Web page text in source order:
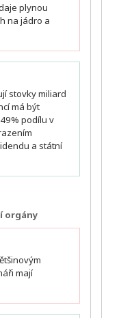
plynou
na jádro a
stovky miliard
má být
podílu v
a státní
orgány
mají